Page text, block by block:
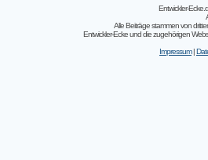
Entwickler-
Alle Beiträge stammen von
Entwickler-Ecke und die zugehörigen
Impressum|